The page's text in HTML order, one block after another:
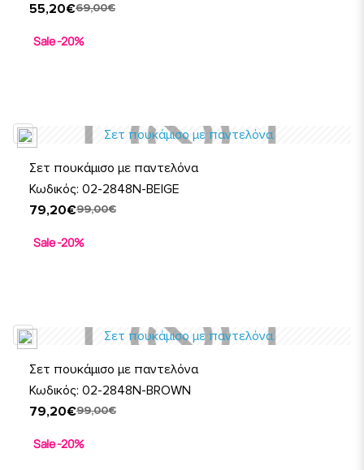
55,20€69,00€
Sale -20%
Σετ πουκάμισο με παντελόνα
Κωδικός: 02-2848N-BEIGE
79,20€99,00€
Sale -20%
Σετ πουκάμισο με παντελόνα
Κωδικός: 02-2848N-BROWN
79,20€99,00€
Sale -20%